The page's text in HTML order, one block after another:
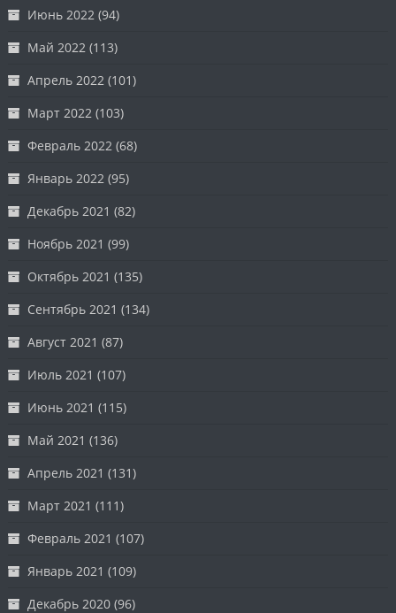
Июнь 2022 (94)
Май 2022 (113)
Апрель 2022 (101)
Март 2022 (103)
Февраль 2022 (68)
Январь 2022 (95)
Декабрь 2021 (82)
Ноябрь 2021 (99)
Октябрь 2021 (135)
Сентябрь 2021 (134)
Август 2021 (87)
Июль 2021 (107)
Июнь 2021 (115)
Май 2021 (136)
Апрель 2021 (131)
Март 2021 (111)
Февраль 2021 (107)
Январь 2021 (109)
Декабрь 2020 (96)